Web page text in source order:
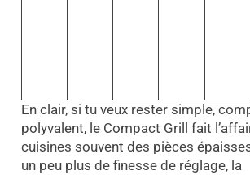
En clair, si tu veux rester simple,
polyvalent, le Compact Grill fait
cuisines souvent des pièces
un peu plus de finesse de réglage, la